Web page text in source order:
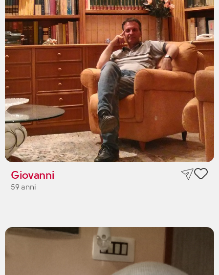
Giovanni
59 anni